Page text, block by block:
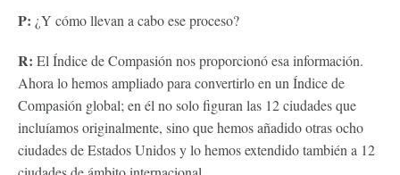
P: ¿Y cómo llevan a cabo ese proceso?
R: El Índice de Compasión nos proporcionó esa información.
Ahora lo hemos ampliado para convertirlo en un Índice de
Compasión global; en él no solo figuran las 12 ciudades que
incluíamos originalmente, sino que hemos añadido otras ocho
ciudades de Estados Unidos y lo hemos extendido también a 12